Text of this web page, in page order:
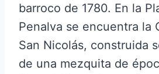
barroco de 1780. En la
Penalva se encuentra la
San Nicolás, construida
de una mezquita de